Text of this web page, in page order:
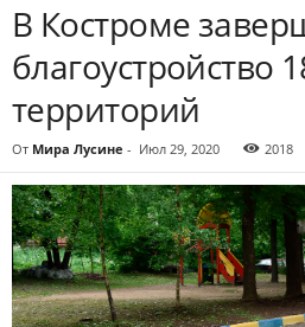
В Костроме
благоустройство
территорий
От Мира Лусине - Июл 29, 2020 2018